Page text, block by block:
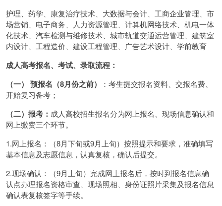
护理、药学、康复治疗技术、大数据与会计、工商企业管理、市
场营销、电子商务、人力资源管理、计算机网络技术、机电一体
化技术、汽车检测与维修技术、城市轨道交通运营管理、建筑室
内设计、工程造价、建设工程管理、广告艺术设计、学前教育
成人高考报名、考试、录取流程：
（一） 预报名（8月份之前）
：考生提交报名资料、交报名费、
开始复习备考；
（二）报考： 成人高校招生报名分为网上报名、现场信息确认和
网上缴费三个环节。
1.网上报名：（8月下旬或9月上旬）按照提示和要求，准确填写
基本信息及志愿信息，认真复核，确认后提交。
2.现场确认：（9月上旬）完成网上报名后，按时到报名信息确
认点办理报名资格审查、现场照相、身份证照片采集及报名信息
确认表复核签字等手续。